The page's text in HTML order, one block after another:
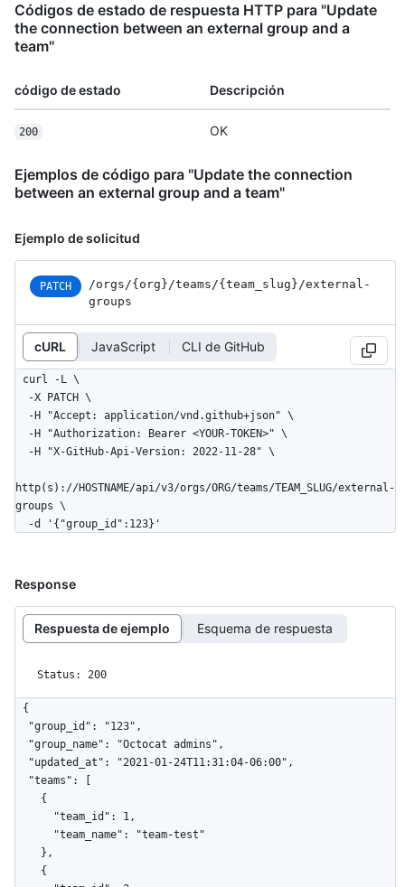
Códigos de estado de respuesta HTTP para "Update
the connection between an external group and a
team"
código de estado Descripción
200 OK
Ejemplos de código para "Update the connection
between an external group and a team"
Ejemplo de solicitud
PATCH /orgs /{org} /teams /{team_ slug} /external-
groups
cURL JavaScript CLI de GitHub
curl -L \
http(s)://HOSTNAME/api/v3/orgs/ORG/teams/TEAM_SLUG/external-
groups \
  -d '{"group_id":123}'
Response
Respuesta de ejemplo Esquema de respuesta
Status: 200
{